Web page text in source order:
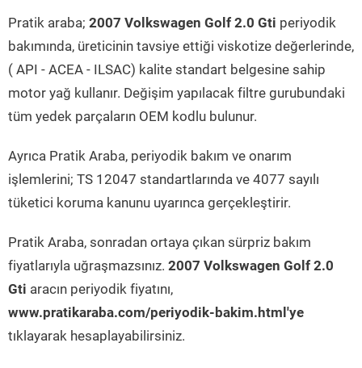
Pratik araba; 2007 Volkswagen Golf 2.0 Gti periyodik
bakımında, üreticinin tavsiye ettiği viskotize değerlerinde,
( API - ACEA - ILSAC) kalite standart belgesine sahip
motor yağ kullanır. Değişim yapılacak filtre gurubundaki
tüm yedek parçaların OEM kodlu bulunur.
Ayrıca Pratik Araba, periyodik bakım ve onarım
işlemlerini; TS 12047 standartlarında ve 4077 sayılı
tüketici koruma kanunu uyarınca gerçekleştirir.
Pratik Araba, sonradan ortaya çıkan sürpriz bakım
fiyatlarıyla uğraşmazsınız. 2007 Volkswagen Golf 2.0
Gti aracın periyodik fiyatını,
www.pratikaraba.com/periyodik-bakim.html'ye
tıklayarak hesaplayabilirsiniz.